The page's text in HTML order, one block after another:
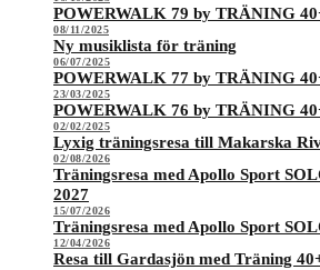
POWERWALK 79 by TRÄNING
08/11/2025
Ny musiklista för träning
06/07/2025
POWERWALK 77 by TRÄNING
23/03/2025
POWERWALK 76 by TRÄNING
02/02/2025
Lyxig träningsresa till Makarska
02/08/2026
Träningsresa med Apollo Sport
2027
15/07/2026
Träningsresa med Apollo Sport
12/04/2026
Resa till Gardasjön med Träning